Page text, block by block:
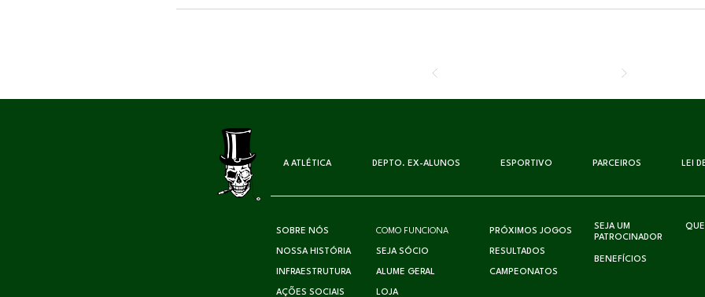
A ATLÉTICA DEPTO. EX-ALUNOS ESPORTIVO PARCEIROS LEI
SOBRE NÓS
NOSSA HISTÓRIA
INFRAESTRUTURA
AÇÕES SOCIAIS
COMO FUNCIONA
SEJA SÓCIO
ALUME GERAL
LOJA
PRÓXIMOS JOGOS
RESULTADOS
CAMPEONATOS
SEJA UM
PATROCINADOR
BENEFÍCIOS